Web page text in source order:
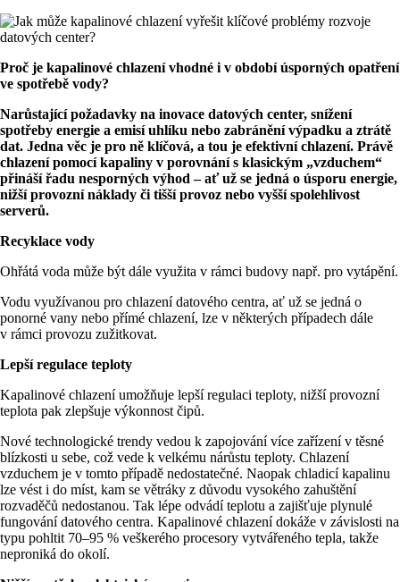
Proč je kapalinové chlazení vhodné i v období úsporných opatření
ve spotřebě vody?
Narůstající požadavky na inovace datových center, snížení
spotřeby energie a emisí uhlíku nebo zabránění výpadku a ztrátě
dat. Jedna věc je pro ně klíčová, a tou je efektivní chlazení. Právě
chlazení pomocí kapaliny v porovnání s klasickým „vzduchem“
přináší řadu nesporných výhod – ať už se jedná o úsporu energie,
nižší provozní náklady či tišší provoz nebo vyšší spolehlivost
serverů.
Recyklace vody
Ohřátá voda může být dále využita v rámci budovy např. pro vytápění.
Vodu využívanou pro chlazení datového centra, ať už se jedná o
ponorné vany nebo přímé chlazení, lze v některých případech dále
v rámci provozu zužitkovat.
Lepší regulace teploty
Kapalinové chlazení umožňuje lepší regulaci teploty, nižší provozní
teplota pak zlepšuje výkonnost čipů.
Nové technologické trendy vedou k zapojování více zařízení v těsné
blízkosti u sebe, což vede k velkému nárůstu teploty. Chlazení
vzduchem je v tomto případě nedostatečné. Naopak chladicí kapalinu
lze vést i do míst, kam se větráky z důvodu vysokého zahuštění
rozvaděčů nedostanou. Tak lépe odvádí teplotu a zajišťuje plynulé
fungování datového centra. Kapalinové chlazení dokáže v závislosti na
typu pohltit 70–95 % veškerého procesory vytvářeného tepla, takže
neproniká do okolí.